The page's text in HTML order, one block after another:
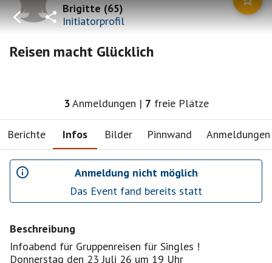
Brigitte(65)
Initiatorprofil
Reisen macht Glücklich
3Anmeldungen | 7 freie Plätze
Berichte Infos Bilder Pinnwand Anmeldungen
Anmeldung nicht möglich
Das Event fand bereits statt
Beschreibung
Infoabend für Gruppenreisen für Singles !
Donnerstag den 23 Juli 26 um 19 Uhr